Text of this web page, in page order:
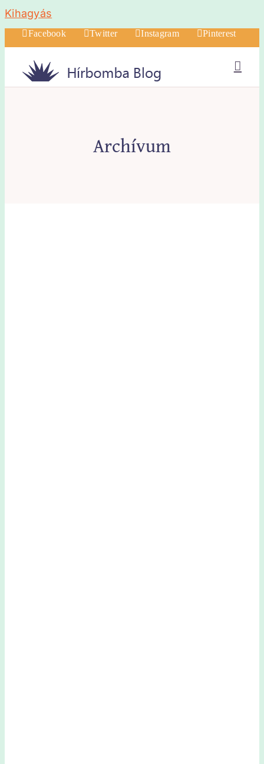
Kihagyás
Facebook Twitter Instagram Pinterest
Archívum